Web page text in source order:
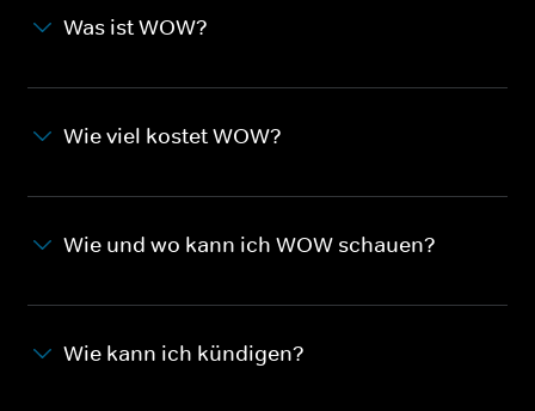
Was ist WOW?
Wie viel kostet WOW?
Wie und wo kann ich WOW schauen?
Wie kann ich kündigen?